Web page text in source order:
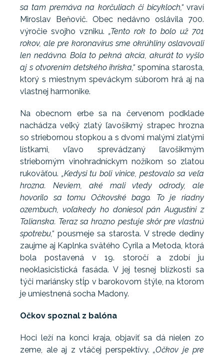
sa tam premáva na korčuliach či bicykloch,“vraví
Miroslav Beňovič. Obec nedávno oslávila 700.
výročie svojho vzniku. „Tento rok to bolo už 701
rokov, ale pre koronavírus sme okrúhliny oslavovali
len nedávno. Bola to pekná akcia, akurát to vyšlo
aj s otvorením detského ihriska,“ spomína starosta,
ktorý s miestnym speváckym súborom hrá aj na
vlastnej harmonike.
Na obecnom erbe sa na červenom podklade
nachádza veľký zlatý ľavošikmý strapec hrozna
so striebornou stopkou a s dvomi malými zlatými
lístkami, vľavo sprevádzaný ľavošikmým
strieborným vinohradníckym nožíkom so zlatou
rukoväťou. „Kedysi tu boli vinice, pestovalo sa veľa
hrozna. Neviem, aké mali vtedy odrody, ale
hovorilo sa tomu Očkovské bago. To je riadny
ozembuch, voľakedy ho doniesol pán Augustíni z
Talianska. Teraz sa hrozno pestuje skôr pre vlastnú
spotrebu,“ pousmeje sa starosta. V strede dediny
zaujme aj Kaplnka svätého Cyrila a Metoda, ktorá
bola postavená v 19. storočí a zdobí ju
neoklasicistická fasáda. V jej tesnej blízkosti sa
týči mariánsky stĺp v barokovom štýle, na ktorom
je umiestnená socha Madony.
Očkov spoznal z balóna
Hoci leží na konci kraja, objaviť sa dá nielen zo
zeme, ale aj z vtáčej perspektívy. „Očkov je pre